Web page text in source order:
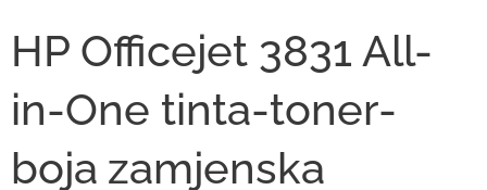
HP Officejet 3831 All-
in-One tinta-toner-
boja zamjenska